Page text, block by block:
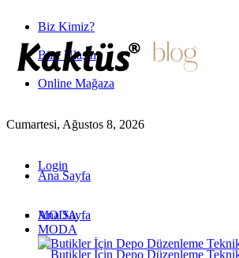
Biz Kimiz?
Bize Ulaşın
Online Mağaza
Cumartesi, Ağustos 8, 2026
Login
Ana Sayfa
MODA
Ana Sayfa
MODA